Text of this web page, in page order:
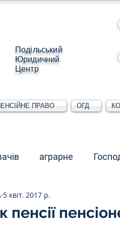
Подільський
Юридичний
Центр
ПРАВО ОГД
аграрне
Для юридичних
пенсії
5 квіт. 2017 р.